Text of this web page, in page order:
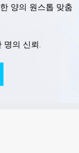
양의 원스톱 맞춤
의 신뢰.